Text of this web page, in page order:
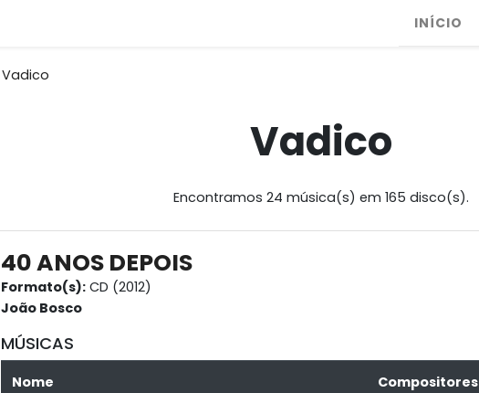
INÍCIO
Vadico
Vadico
Encontramos 24 música(s) em 165 disco(s).
40 ANOS DEPOIS
Formato(s): CD (2012)
João Bosco
MÚSICAS
Nome Compositores